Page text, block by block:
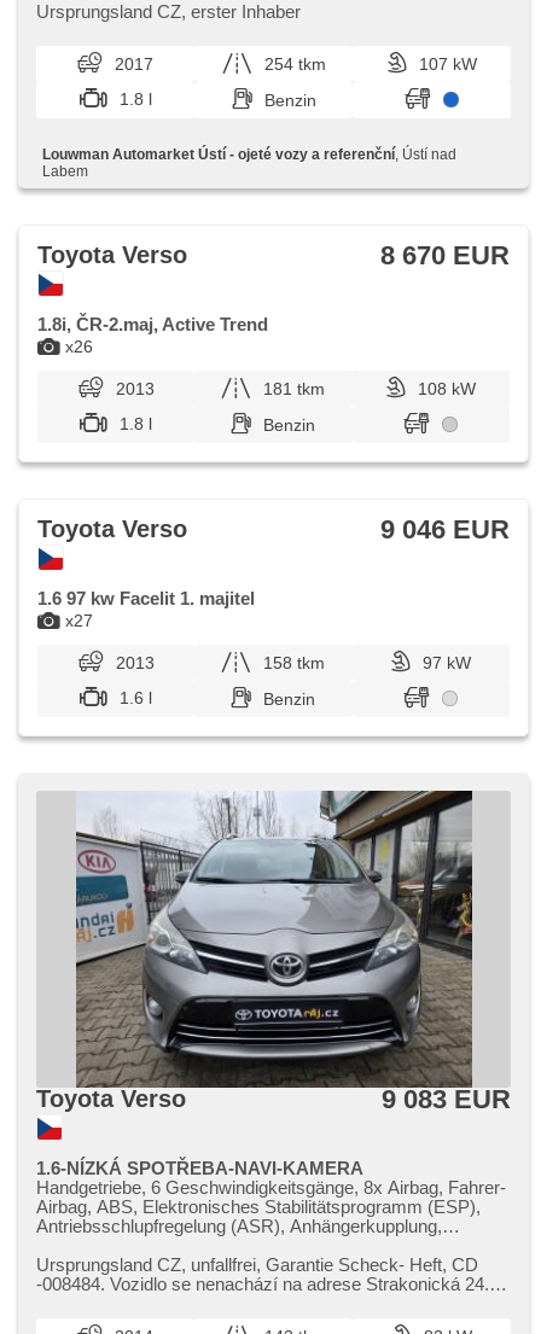
Servolenkung, přední pohon, Automatikgetriebe
Ursprungsland CZ,​ erster Inhaber
2017 254 tkm
107 kW
1.8 l
Benzin
Louwman Automarket Ústí - ojeté vozy a referenční , Ústí nad
Labem
x26
Toyota Verso 8 670 EUR
1.8i, ČR-2.maj, Active Trend
2013 181 tkm
108 kW
1.8 l
Benzin
x27
Toyota Verso 9 046 EUR
1.6 97 kw Facelit 1. majitel
2013 158 tkm
97 kW
1.6 l
Benzin
Toyota Verso 9 083 EUR
1.6-NÍZKÁ SPOTŘEBA-NAVI-KAMERA
Handgetriebe, 6 Geschwindigkeitsgänge, 8x Airbag, Fahrer-
Airbag, ABS, Elektronisches Stabilitätsprogramm (ESP),
Antriebsschlupfregelung (ASR), Anhängerkupplung,
Tempomat, Alufelgen, erfüllt 'EURO V', Bordcomputer,
Navigation, parkovací senzory zadní, Fahrkamera,
Multifunktionslenkrad, Beifahrerairbagdeaktivierung, hands
Ursprungsland CZ,​ unfallfrei,​ Garantie Scheck​- Heft,​ CD​
-008484. Vozidlo se nenachází na adrese Strakonická 24.